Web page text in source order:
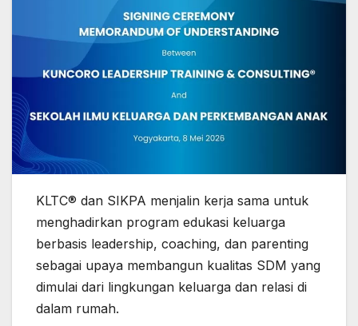
KLTC® dan SIKPA menjalin kerja sama untuk
menghadirkan program edukasi keluarga
berbasis leadership, coaching, dan parenting
sebagai upaya membangun kualitas SDM yang
dimulai dari lingkungan keluarga dan relasi di
dalam rumah.